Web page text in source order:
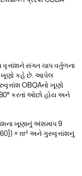
સંગત ચાપ વર્તુળના
ખૂણો કહે છે. આપેલ
OBQAનો ખૂણો
કરતાં ઓછો હોય અને
ખૂણાનું અંશમાપ 9
× πr² અને ગુરુવૃત્તાંશનું